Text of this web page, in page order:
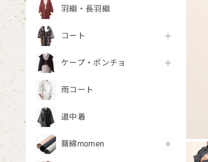
羽織・長羽織
コート
ケープ・ポンチョ
雨コート
道中着
繭綿momen